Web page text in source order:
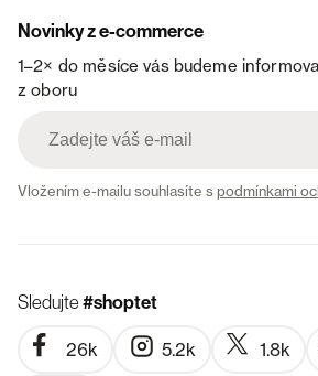
Novinky z e-commerce
1–2× do měsíce vás budeme
z oboru
Vložením e-mailu souhlasíte spodmínkami
Sledujte#shoptet
26k 5.2k 1.8k